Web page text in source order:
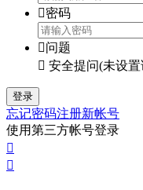
密码
问题
 安全提问(未设
登录
忘记密码注册新帐号
使用第三方帐号登录

